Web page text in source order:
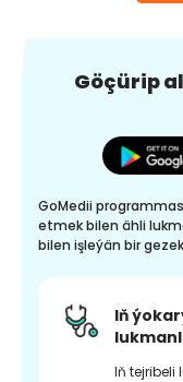
Göçürip al
GoMedii
etmek bilen ähli
bilen işleýän bir
Iň
Iň tejribeli